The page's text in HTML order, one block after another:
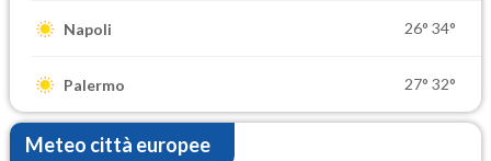
Napoli 26° 34°
Palermo 27° 32°
Meteo città europee